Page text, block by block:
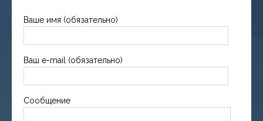
Ваше имя (обязательно)
Ваш e-mail (обязательно)
Сообщение